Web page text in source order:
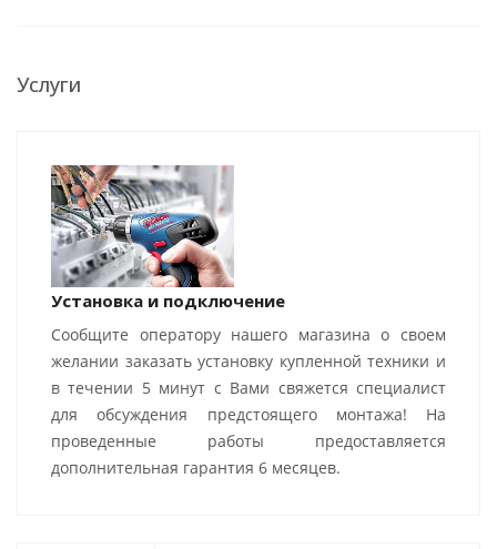
Услуги
Установка и подключение
Сообщите оператору нашего магазина о своем
желании заказать установку купленной техники и
в течении 5 минут с Вами свяжется специалист
для обсуждения предстоящего монтажа! На
проведенные работы предоставляется
дополнительная гарантия 6 месяцев.